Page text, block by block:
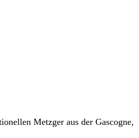
Metzger aus der Gascogne,